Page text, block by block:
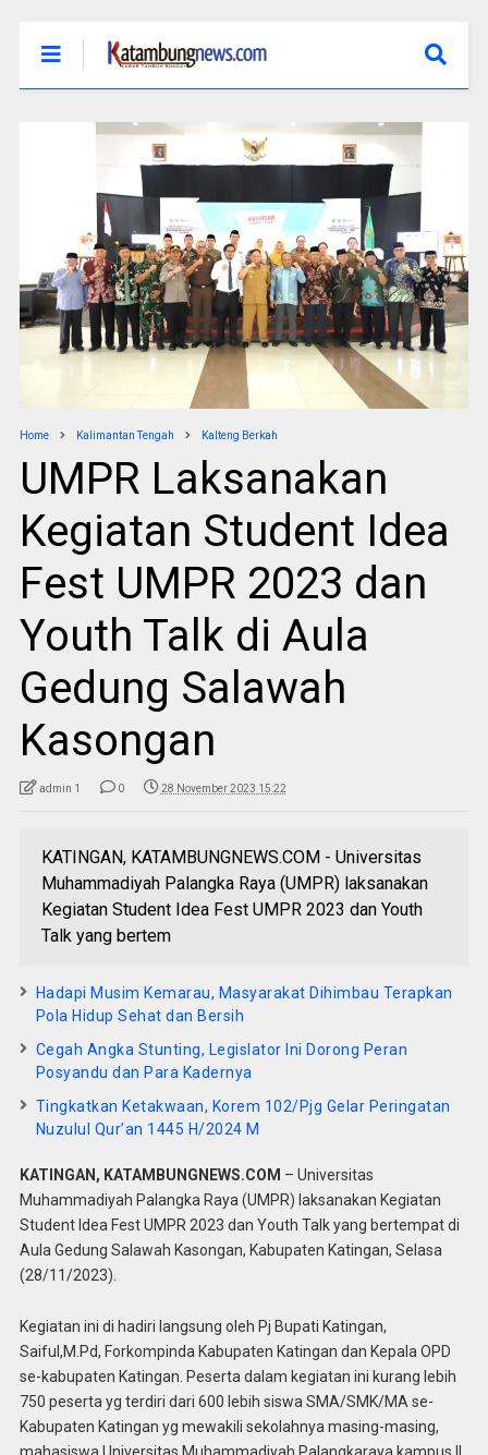
Home Kalimantan Tengah Kalteng Berkah
UMPR Laksanakan
Kegiatan Student Idea
Fest UMPR 2023 dan
Youth Talk di Aula
Gedung Salawah
Kasongan
admin 1 0 28 November 2023 15:22
KATINGAN, KATAMBUNGNEWS.COM - Universitas
Muhammadiyah Palangka Raya (UMPR) laksanakan
Kegiatan Student Idea Fest UMPR 2023 dan Youth
Talk yang bertem
Hadapi Musim Kemarau, Masyarakat Dihimbau Terapkan
Pola Hidup Sehat dan Bersih
Cegah Angka Stunting, Legislator Ini Dorong Peran
Posyandu dan Para Kadernya
Tingkatkan Ketakwaan, Korem 102/Pjg Gelar Peringatan
Nuzulul Qur’an 1445 H/2024 M
KATINGAN, KATAMBUNGNEWS.COM – Universitas
Muhammadiyah Palangka Raya (UMPR) laksanakan Kegiatan
Student Idea Fest UMPR 2023 dan Youth Talk yang bertempat di
Aula Gedung Salawah Kasongan, Kabupaten Katingan, Selasa
(28/11/2023).
Kegiatan ini di hadiri langsung oleh Pj Bupati Katingan,
Saiful,M.Pd, Forkompinda Kabupaten Katingan dan Kepala OPD
se-kabupaten Katingan. Peserta dalam kegiatan ini kurang lebih
750 peserta yg terdiri dari 600 lebih siswa SMA/SMK/MA se-
Kabupaten Katingan yg mewakili sekolahnya masing-masing,